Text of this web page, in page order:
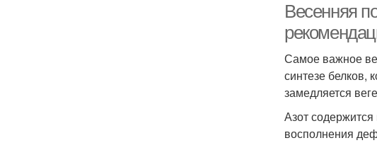
Весенняя
Самое важное
синтезе белков,
замедляется
Азот
восполнения